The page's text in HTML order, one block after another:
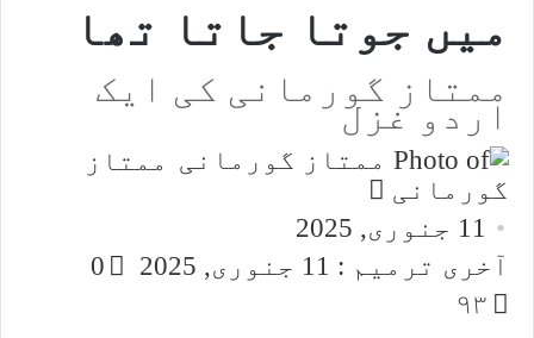
میں جوتا جاتا تھا
ممتاز گورمانی کی ایک
اردو غزل
ممتاز
گورمانی
an
email
11 جنوری, 2025
آخری ترمیم : 11 جنوری, 2025
0
۹۳